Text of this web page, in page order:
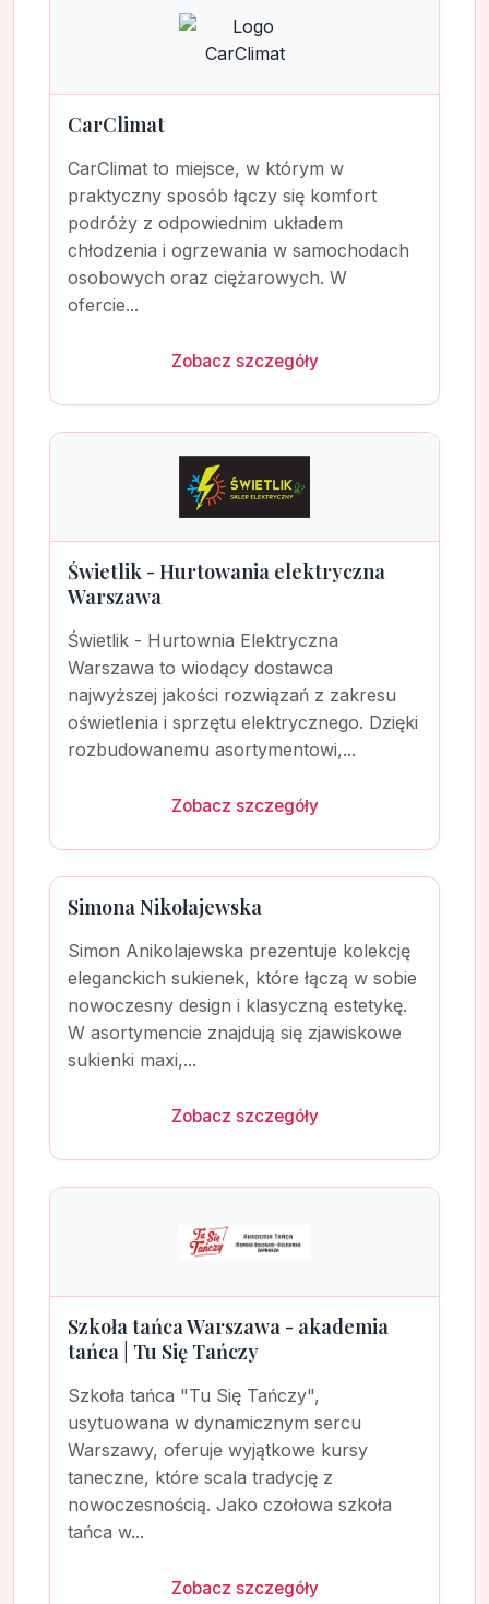
CarClimat
CarClimat to miejsce, w którym w
praktyczny sposób łączy się komfort
podróży z odpowiednim układem
chłodzenia i ogrzewania w samochodach
osobowych oraz ciężarowych. W
ofercie...
Zobacz szczegóły
Świetlik - Hurtowania elektryczna
Warszawa
Świetlik - Hurtownia Elektryczna
Warszawa to wiodący dostawca
najwyższej jakości rozwiązań z zakresu
oświetlenia i sprzętu elektrycznego. Dzięki
rozbudowanemu asortymentowi,...
Zobacz szczegóły
Simona Nikołajewska
Simon Anikolajewska prezentuje kolekcję
eleganckich sukienek, które łączą w sobie
nowoczesny design i klasyczną estetykę.
W asortymencie znajdują się zjawiskowe
sukienki maxi,...
Zobacz szczegóły
Szkoła tańca Warszawa - akademia
tańca | Tu Się Tańczy
Szkoła tańca "Tu Się Tańczy",
usytuowana w dynamicznym sercu
Warszawy, oferuje wyjątkowe kursy
taneczne, które scala tradycję z
nowoczesnością. Jako czołowa szkoła
tańca w...
Zobacz szczegóły